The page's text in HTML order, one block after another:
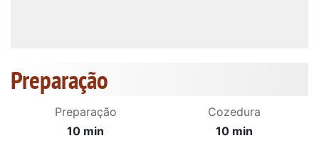
Preparação
Preparação
10 min
Cozedura
10 min